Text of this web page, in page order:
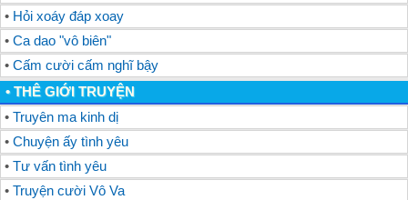
• Hỏi xoáy đáp xoay
• Ca dao "vô biên"
• Cấm cười cấm nghĩ bậy
• THÊ GIỚI TRUYỆN
• Truyên ma kinh dị
• Chuyện ấy tình yêu
• Tư vấn tình yêu
• Truyện cười Vô Va